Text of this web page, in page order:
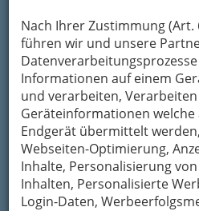
Nach Ihrer Zustimmung (Art.
führen wir und unsere
Informationen auf einem
und verarbeiten,
Geräteinformationen welche
Endgerät übermittelt
Webseiten-Optimierung,
Inhalte, Personalisierung
Inhalten, Personalisierte
Login-Daten,
Matinee mit Salonmusik im
(Lisa Cristelli,Sopran; Peter Hebel,
‚Bonjour
Künstlerhaus - Halle
Medien